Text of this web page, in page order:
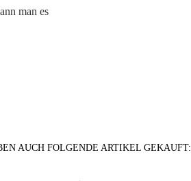
man es
AUCH FOLGENDE ARTIKEL GEKAUFT: